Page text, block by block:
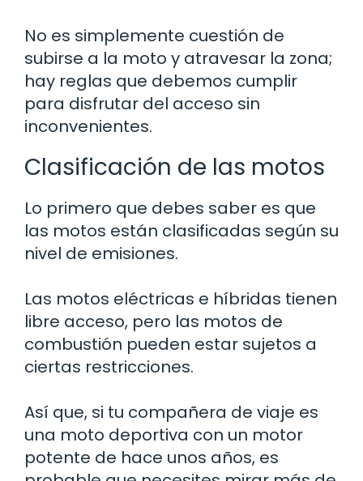
No es simplemente cuestión de
subirse a la moto y atravesar la zona;
hay reglas que debemos cumplir
para disfrutar del acceso sin
inconvenientes.
Clasificación de las motos
Lo primero que debes saber es que
las motos están clasificadas según su
nivel de emisiones.
Las motos eléctricas e híbridas tienen
libre acceso, pero las motos de
combustión pueden estar sujetos a
ciertas restricciones.
Así que, si tu compañera de viaje es
una moto deportiva con un motor
potente de hace unos años, es